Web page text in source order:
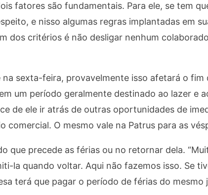
fatores são fundamentais. Para ele, se tem
e nisso algumas regras implantadas em
dos critérios é não desligar nenhum
na sexta-feira, provavelmente isso afetará o fim
um período geralmente destinado ao lazer e
de ele ir atrás de outras oportunidades de
comercial. O mesmo vale na Patrus para as
que precede as férias ou no retornar dela.
la quando voltar. Aqui não fazemos isso. Se
terá que pagar o período de férias do mesmo